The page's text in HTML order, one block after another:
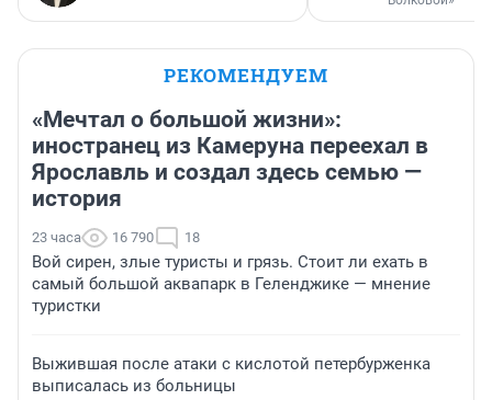
РЕКОМЕНДУЕМ
«Мечтал о большой жизни»:
иностранец из Камеруна переехал в
Ярославль и создал здесь семью —
история
23 часа 16 790 18
Вой сирен, злые туристы и грязь. Стоит ли ехать в
самый большой аквапарк в Геленджике — мнение
туристки
Выжившая после атаки с кислотой петербурженка
выписалась из больницы